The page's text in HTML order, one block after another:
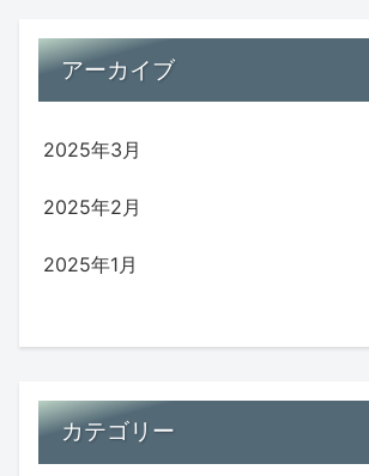
アーカイブ
2025年3月
2025年2月
2025年1月
カテゴリー